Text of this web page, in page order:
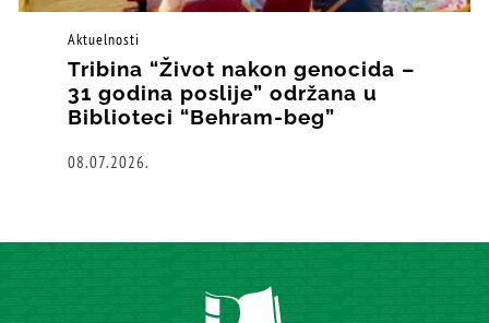
Aktuelnosti
Tribina “Život nakon genocida –
31 godina poslije” održana u
Biblioteci “Behram-beg”
08.07.2026.